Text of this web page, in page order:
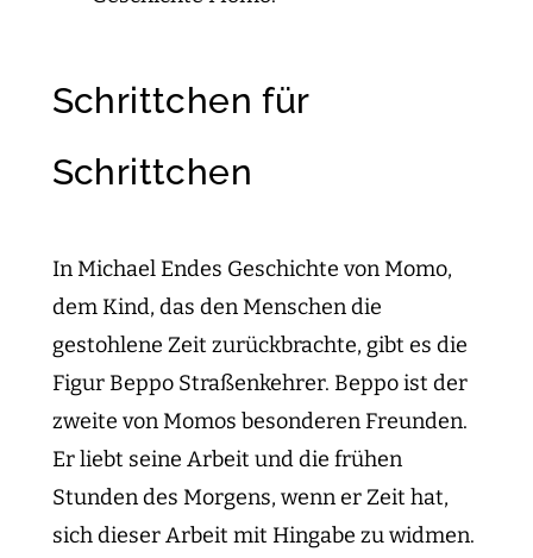
Schrittchen für
Schrittchen
In Michael Endes Geschichte von Momo,
dem Kind, das den Menschen die
gestohlene Zeit zurückbrachte, gibt es die
Figur Beppo Straßenkehrer. Beppo ist der
zweite von Momos besonderen Freunden.
Er liebt seine Arbeit und die frühen
Stunden des Morgens, wenn er Zeit hat,
sich dieser Arbeit mit Hingabe zu widmen.